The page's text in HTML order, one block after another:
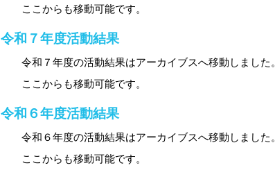
ここからも移動可能です。
令和７年度活動結果
令和７年度の活動結果はアーカイブスへ移動しました。
ここからも移動可能です。
令和６年度活動結果
令和６年度の活動結果はアーカイブスへ移動しました。
ここからも移動可能です。